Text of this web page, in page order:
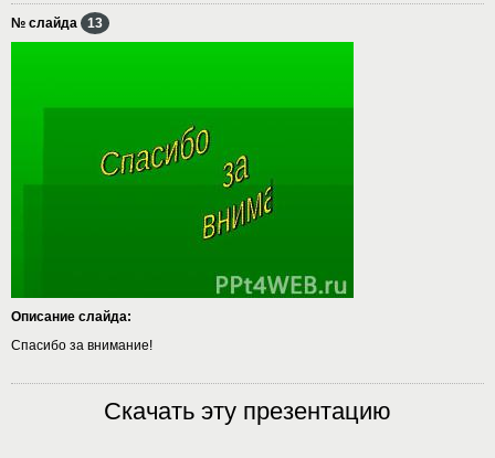
№ слайда 13
Описание слайда:
Спасибо за внимание!
Скачать эту презентацию